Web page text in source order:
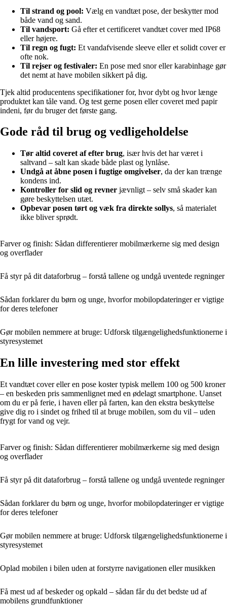
Til strand og pool: Vælg en vandtæt pose, der beskytter mod
både vand og sand.
Til vandsport: Gå efter et certificeret vandtæt cover med IP68
eller højere.
Til regn og fugt: Et vandafvisende sleeve eller et solidt cover er
ofte nok.
Til rejser og festivaler: En pose med snor eller karabinhage gør
det nemt at have mobilen sikkert på dig.
Tjek altid producentens specifikationer for, hvor dybt og hvor længe
produktet kan tåle vand. Og test gerne posen eller coveret med papir
indeni, før du bruger det første gang.
Gode råd til brug og vedligeholdelse
Tør altid coveret af efter brug, især hvis det har været i
saltvand – salt kan skade både plast og lynlåse.
Undgå at åbne posen i fugtige omgivelser, da der kan trænge
kondens ind.
Kontroller for slid og revner jævnligt – selv små skader kan
gøre beskyttelsen utæt.
Opbevar posen tørt og væk fra direkte sollys, så materialet
ikke bliver sprødt.
Farver og finish: Sådan differentierer mobilmærkerne sig med design
og overflader
Få styr på dit dataforbrug – forstå tallene og undgå uventede regninger
Sådan forklarer du børn og unge, hvorfor mobilopdateringer er vigtige
for deres telefoner
Gør mobilen nemmere at bruge: Udforsk tilgængelighedsfunktionerne i
styresystemet
En lille investering med stor effekt
Et vandtæt cover eller en pose koster typisk mellem 100 og 500 kroner
– en beskeden pris sammenlignet med en ødelagt smartphone. Uanset
om du er på ferie, i haven eller på farten, kan den ekstra beskyttelse
give dig ro i sindet og frihed til at bruge mobilen, som du vil – uden
frygt for vand og vejr.
Farver og finish: Sådan differentierer mobilmærkerne sig med design
og overflader
Få styr på dit dataforbrug – forstå tallene og undgå uventede regninger
Sådan forklarer du børn og unge, hvorfor mobilopdateringer er vigtige
for deres telefoner
Gør mobilen nemmere at bruge: Udforsk tilgængelighedsfunktionerne i
styresystemet
Oplad mobilen i bilen uden at forstyrre navigationen eller musikken
Få mest ud af beskeder og opkald – sådan får du det bedste ud af
mobilens grundfunktioner